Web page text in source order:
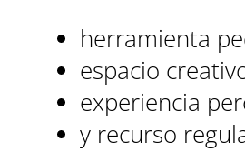
herramienta
espacio
experiencia
y recurso